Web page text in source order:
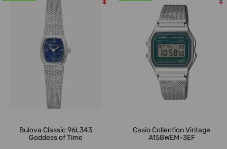
Bulova Classic 96L343
Goddess of Time
Casio Collection Vintage
A158WEM-3EF